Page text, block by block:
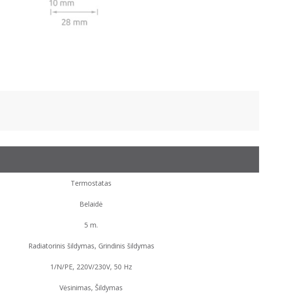
Termostatas
Belaidė
5 m.
Radiatorinis šildymas, Grindinis šildymas
1/N/PE, 220V/230V, 50 Hz
Vėsinimas, Šildymas